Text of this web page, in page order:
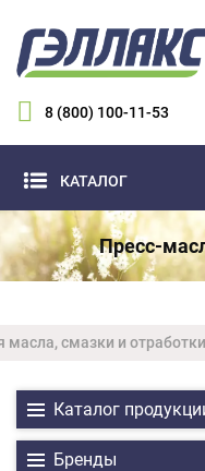
8 (800) 100-11-53
КАТАЛОГ
Пресс-
смазки и отработки
Каталог
Бренды